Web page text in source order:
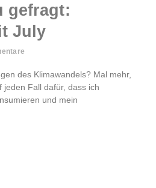
gefragt:
July
des Klimawandels? Mal mehr,
jeden Fall dafür, dass ich
und mein